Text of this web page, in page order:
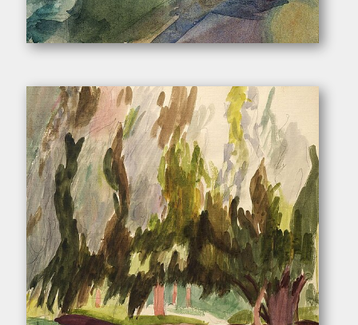
Pukall, Egon. – „An der Pillnitzer Landstraße”